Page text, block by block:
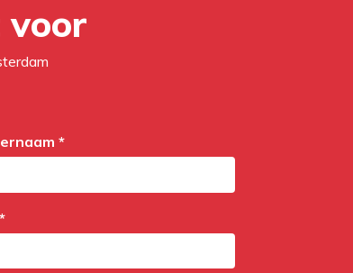
voor
*